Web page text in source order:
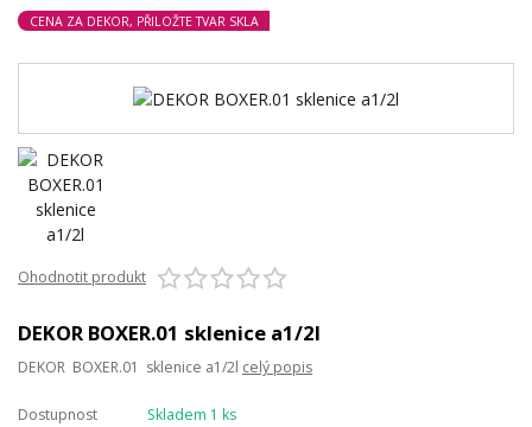
CENA ZA DEKOR, PŘILOŽTE TVAR SKLA
Ohodnotit produkt
DEKOR BOXER.01 sklenice a1/2l
DEKOR BOXER.01 sklenice a1/2l celý popis
Dostupnost Skladem 1 ks